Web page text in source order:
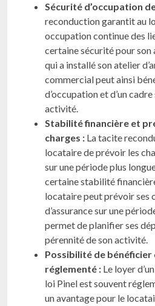
Sécurité d’occupation
reconduction garantit au
occupation continue des
certaine sécurité pour
qui a installé son atelier
commercial peut ainsi
d’occupation et d’un
activité.
Stabilité financière et
charges : La tacite
locataire de prévoir les
sur une période plus
certaine stabilité
locataire peut prévoir ses
d’assurance sur une
permet de planifier ses
pérennité de son activité.
Possibilité de bénéficier
réglementé : Le loyer
loi Pinel est souvent
un avantage pour le